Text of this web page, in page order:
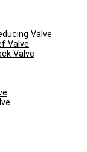
Valve
Valve
Valve